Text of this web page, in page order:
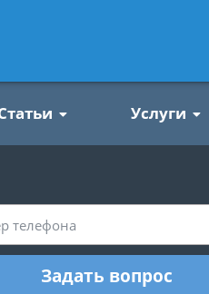
Услуги
Задать вопрос